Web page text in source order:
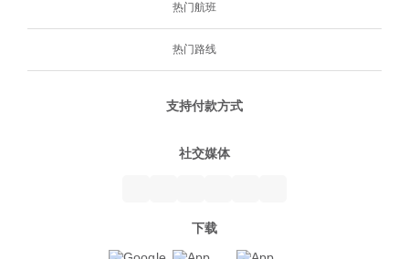
热门航班
热门路线
支持付款方式
社交媒体
下载